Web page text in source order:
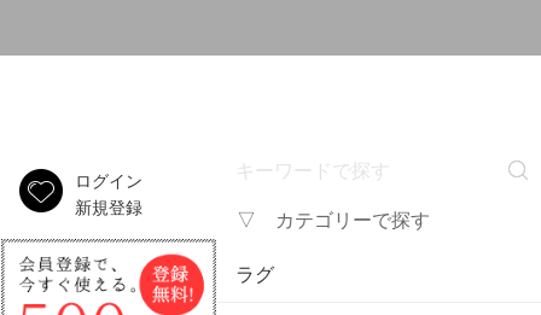
ログイン
新規登録
▽ カテゴリーで探す
ラグ